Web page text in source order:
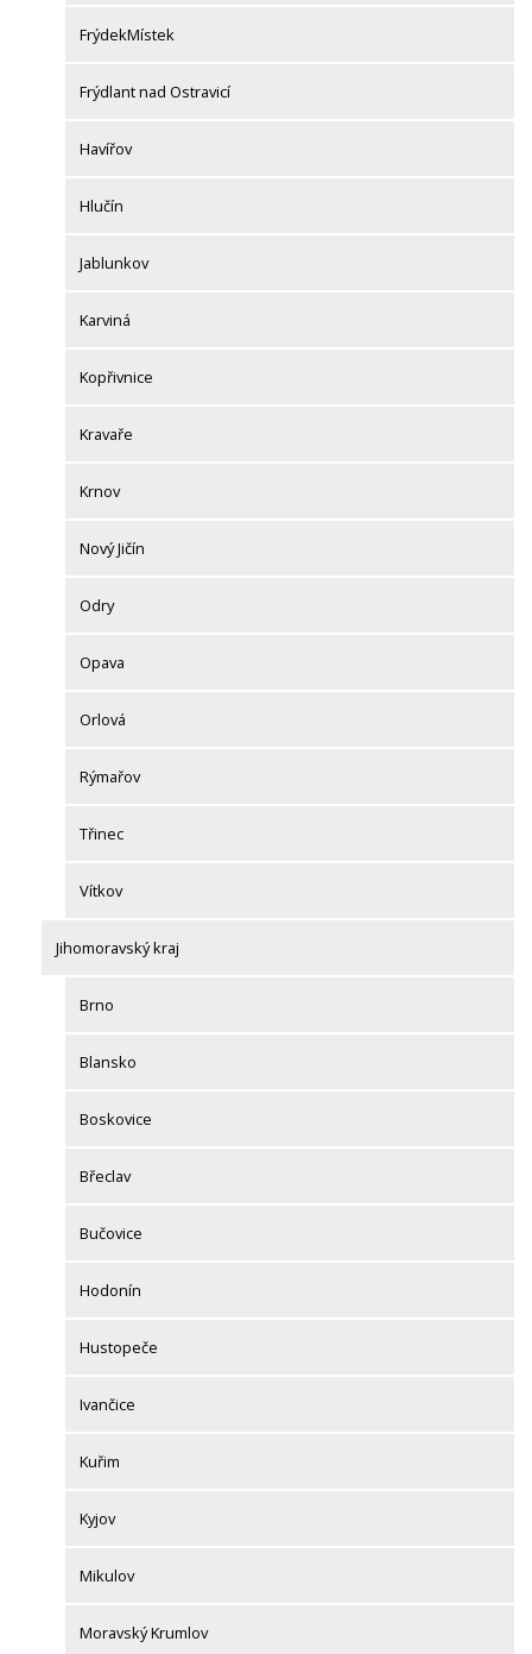
FrýdekMístek
Frýdlant nad Ostravicí
Havířov
Hlučín
Jablunkov
Karviná
Kopřivnice
Kravaře
Krnov
Nový Jičín
Odry
Opava
Orlová
Rýmařov
Třinec
Vítkov
Jihomoravský kraj
Brno
Blansko
Boskovice
Břeclav
Bučovice
Hodonín
Hustopeče
Ivančice
Kuřim
Kyjov
Mikulov
Moravský Krumlov